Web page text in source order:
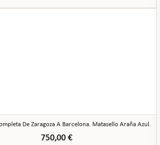
De Zaragoza A Barcelona. Matasello Araña Azul.
750,00 €